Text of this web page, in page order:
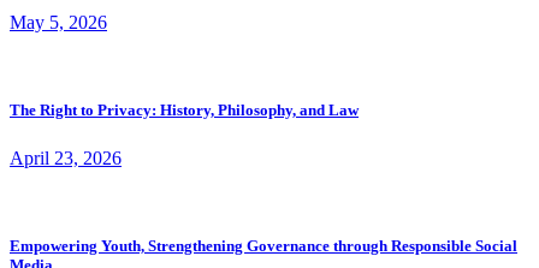
May 5, 2026
The Right to Privacy: History, Philosophy, and Law
April 23, 2026
Empowering Youth, Strengthening Governance through Responsible Social